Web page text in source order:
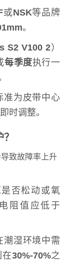
或NSK等品牌
。
S2 V100 2）
每季度执行一
准为皮带中心
时调整。
致故障率上升
是否松动或氧
阻值应低于
潮湿环境中需
在30%-70%之